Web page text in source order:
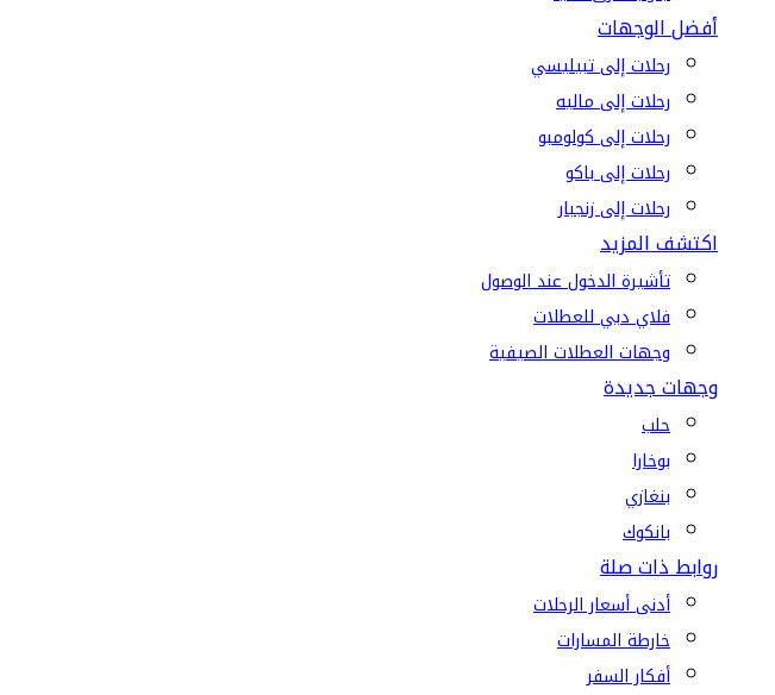
أفضل الوجهات
رحلات إلى تبيليسي
رحلات إلى ماليه
رحلات إلى كولومبو
رحلات إلى باكو
رحلات إلى زنجبار
اكتشف المزيد
تأشيرة الدخول عند الوصول
فلاي دبي للعطلات
وجهات العطلات الصيفية
وجهات جديدة
حلب
بوخارا
بنغازي
بانكوك
روابط ذات صلة
أدنى أسعار الرحلات
خارطة المسارات
أفكار السفر